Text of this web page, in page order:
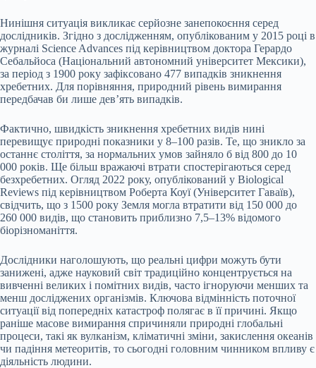
Нинішня ситуація викликає серйозне занепокоєння серед
дослідників. Згідно з дослідженням, опублікованим у 2015 році в
журналі Science Advances під керівництвом доктора Герардо
Себальйоса (Національний автономний університет Мексики),
за період з 1900 року зафіксовано 477 випадків зникнення
хребетних. Для порівняння, природний рівень вимирання
передбачав би лише дев’ять випадків.
Фактично, швидкість зникнення хребетних видів нині
перевищує природні показники у 8–100 разів. Те, що зникло за
останнє століття, за нормальних умов зайняло б від 800 до 10
000 років. Ще більш вражаючі втрати спостерігаються серед
безхребетних. Огляд 2022 року, опублікований у Biological
Reviews під керівництвом Роберта Коуї (Університет Гаваїв),
свідчить, що з 1500 року Земля могла втратити від 150 000 до
260 000 видів, що становить приблизно 7,5–13% відомого
біорізноманіття.
Дослідники наголошують, що реальні цифри можуть бути
занижені, адже науковий світ традиційно концентрується на
вивченні великих і помітних видів, часто ігноруючи менших та
менш досліджених організмів. Ключова відмінність поточної
ситуації від попередніх катастроф полягає в її причині. Якщо
раніше масове вимирання спричиняли природні глобальні
процеси, такі як вулканізм, кліматичні зміни, закислення океанів
чи падіння метеоритів, то сьогодні головним чинником впливу є
діяльність людини.